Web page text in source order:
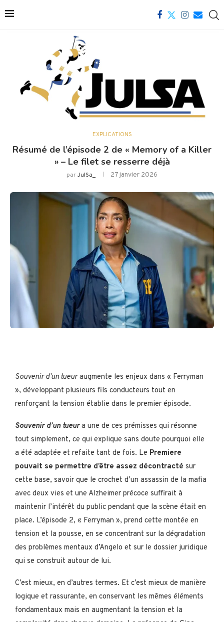
EXPLICATIONS
Résumé de l’épisode 2 de « Memory of a Killer
» – Le filet se resserre déjà
parJulSa_ 27 janvier 2026
Souvenir d’un tueuraugmente les enjeux dans « Ferryman
», développant plusieurs fils conducteurs tout en
renforçant la tension établie dans le premier épisode.
Souvenir d’un tueura une de ces prémisses qui résonne
tout simplement, ce qui explique sans doute pourquoi elle
a été adaptée et refaite tant de fois. Le Premiere
pouvait se permettre d’être assez décontracté sur
cette base, savoir que le crochet d’un assassin de la mafia
avec deux vies et une Alzheimer précoce suffirait à
maintenir l’intérêt du public pendant que la scène était en
place. L’épisode 2, « Ferryman », prend cette montée en
tension et la pousse, en se concentrant sur la dégradation
des problèmes mentaux d’Angelo et sur le dossier juridique
qui se construit autour de lui.
C’est mieux, en d’autres termes. Et c’est mieux de manière
logique et rassurante, en conservant les mêmes éléments
fondamentaux mais en augmentant la tension et la